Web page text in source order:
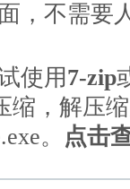
，不需要
使用7-zip
缩，解压
。
点击